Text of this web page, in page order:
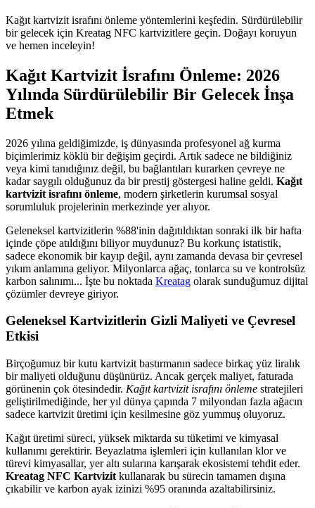
Kağıt kartvizit israfını önleme yöntemlerini keşfedin. Sürdürülebilir
bir gelecek için Kreatag NFC kartvizitlere geçin. Doğayı koruyun
ve hemen inceleyin!
Kağıt Kartvizit İsrafını Önleme: 2026
Yılında Sürdürülebilir Bir Gelecek İnşa
Etmek
2026 yılına geldiğimizde, iş dünyasında profesyonel ağ kurma
biçimlerimiz köklü bir değişim geçirdi. Artık sadece ne bildiğiniz
veya kimi tanıdığınız değil, bu bağlantıları kurarken çevreye ne
kadar saygılı olduğunuz da bir prestij göstergesi haline geldi. Kağıt
kartvizit israfını önleme, modern şirketlerin kurumsal sosyal
sorumluluk projelerinin merkezinde yer alıyor.
Geleneksel kartvizitlerin %88'inin dağıtıldıktan sonraki ilk bir hafta
içinde çöpe atıldığını biliyor muydunuz? Bu korkunç istatistik,
sadece ekonomik bir kayıp değil, aynı zamanda devasa bir çevresel
yıkım anlamına geliyor. Milyonlarca ağaç, tonlarca su ve kontrolsüz
karbon salınımı... İşte bu noktada Kreatag olarak sunduğumuz dijital
çözümler devreye giriyor.
Geleneksel Kartvizitlerin Gizli Maliyeti ve Çevresel
Etkisi
Birçoğumuz bir kutu kartvizit bastırmanın sadece birkaç yüz liralık
bir maliyeti olduğunu düşünürüz. Ancak gerçek maliyet, faturada
görünenin çok ötesindedir. Kağıt kartvizit israfını önleme stratejileri
geliştirilmediğinde, her yıl dünya çapında 7 milyondan fazla ağacın
sadece kartvizit üretimi için kesilmesine göz yummuş oluyoruz.
Kağıt üretimi süreci, yüksek miktarda su tüketimi ve kimyasal
kullanımı gerektirir. Beyazlatma işlemleri için kullanılan klor ve
türevi kimyasallar, yer altı sularına karışarak ekosistemi tehdit eder.
Kreatag NFC Kartvizit kullanarak bu sürecin tamamen dışına
çıkabilir ve karbon ayak izinizi %95 oranında azaltabilirsiniz.